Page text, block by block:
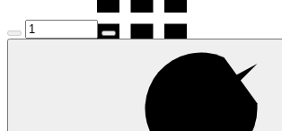
Volkswagen ID.UNYX 2024-